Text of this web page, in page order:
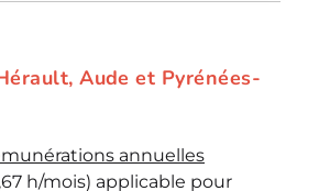
Aude et Pyrénées-
annuelles
h/mois) applicable pour